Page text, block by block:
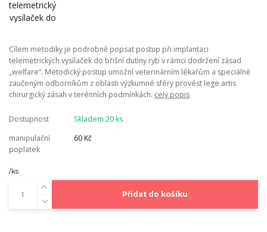
Cílem metodiky je podrobně popsat postup při implantaci
telemetrických vysílaček do břišní dutiny ryb v rámci dodržení zásad
„welfare“. Metodický postup umožní veterinárním lékařům a speciálně
zaučeným odborníkům z oblasti výzkumné sféry provést lege artis
chirurgický zásah v terénních podmínkách. celý popis
Dostupnost
Skladem 20 ks
manipulační
poplatek
60 Kč
/ks
Přidat do košíku